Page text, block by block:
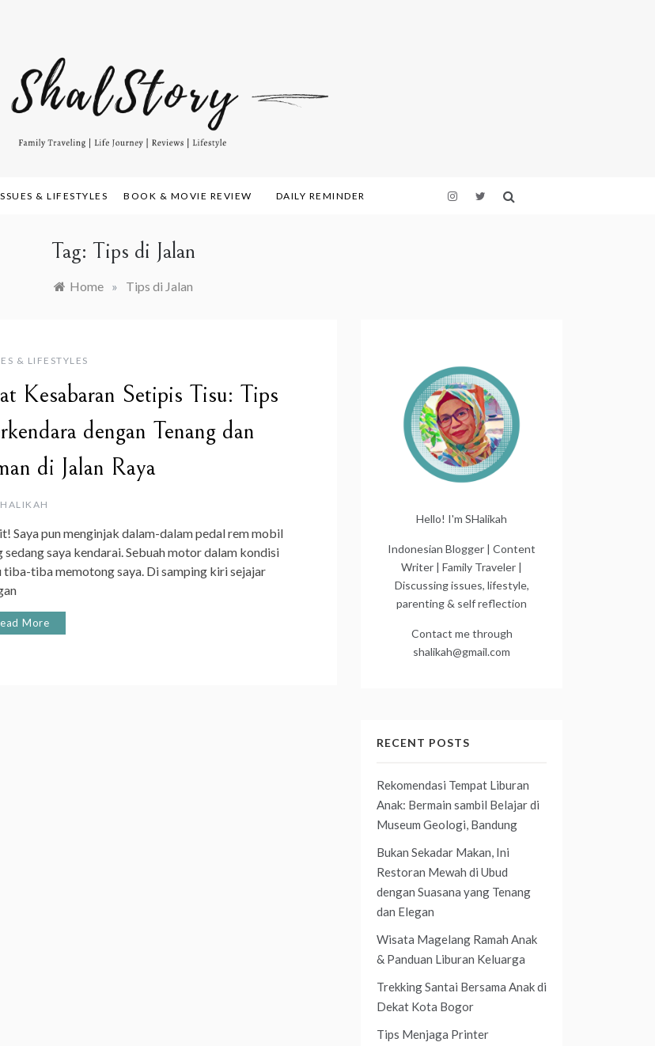
Life Journey, Reviews, and Lifestyle
& LIFESTYLES BOOK & MOVIE REVIEW DAILY REMINDER
Tag: Tips di Jalan
Home » Tips di Jalan
& LIFESTYLES
Kesabaran Setipis Tisu: Tips
dengan Tenang dan
di Jalan Raya
Saya pun menginjak dalam-dalam pedal rem mobil
sedang saya kendarai. Sebuah motor dalam kondisi
tiba-tiba memotong saya. Di samping kiri sejajar
More
Hello! I'm SHalikah
Indonesian Blogger | Content
Writer | Family Traveler |
Discussing issues, lifestyle,
parenting & self reflection
Contact me through
shalikah@gmail.com
RECENT POSTS
Rekomendasi Tempat Liburan
Anak: Bermain sambil Belajar di
Museum Geologi, Bandung
Bukan Sekadar Makan, Ini
Restoran Mewah di Ubud
dengan Suasana yang Tenang
dan Elegan
Wisata Magelang Ramah Anak
& Panduan Liburan Keluarga
Trekking Santai Bersama Anak di
Dekat Kota Bogor
Tips Menjaga Printer